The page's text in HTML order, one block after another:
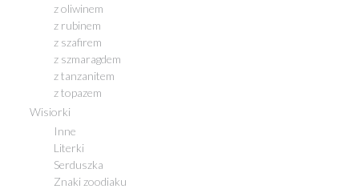
z oliwinem
z rubinem
z szafirem
z szmaragdem
z tanzanitem
z topazem
Wisiorki
Inne
Literki
Serduszka
Znaki zoodiaku